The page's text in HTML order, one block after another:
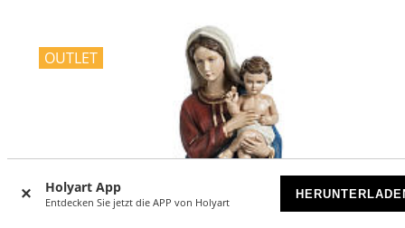
Holyart App
Entdecken Sie jetzt die APP von Holyart
OUTLET